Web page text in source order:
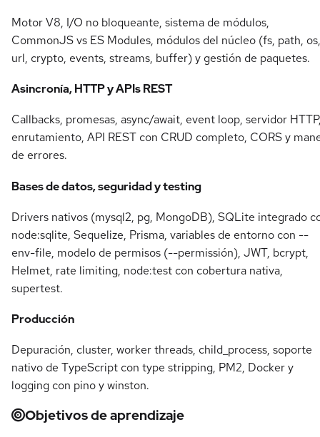
Motor V8, I/O no bloqueante, sistema de módulos,
CommonJS vs ES Modules, módulos del núcleo (fs, path, os,
url, crypto, events, streams, buffer) y gestión de paquetes.
Asincronía, HTTP y APIs REST
Callbacks, promesas, async/await, event loop, servidor
enrutamiento, API REST con CRUD completo, CORS y
de errores.
Bases de datos, seguridad y testing
Drivers nativos (mysql2, pg, MongoDB), SQLite integrado
node:sqlite, Sequelize, Prisma, variables de entorno con --
env-file, modelo de permisos (--permissión), JWT, bcrypt,
Helmet, rate limiting, node:test con cobertura nativa,
supertest.
Producción
Depuración, cluster, worker threads, child_process, soporte
nativo de TypeScript con type stripping, PM2, Docker y
logging con pino y winston.
Objetivos de aprendizaje